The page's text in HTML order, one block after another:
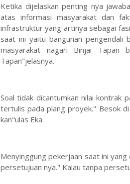
Ketika dijelaskan penting nya
atas informasi masyarakat dan
infrastruktur yang artinya sebagai
saat ini yaitu bangunan pengendali
masyarakat nagari Binjai Tapan
Tapan"jelasnya.
Soal tidak dicantumkan nilai kontrak
tertulis pada plang proyek." Besok
kan"ulas Eka.
Menyinggung pekerjaan saat ini yang
persetujuan nya." Kalau tanpa